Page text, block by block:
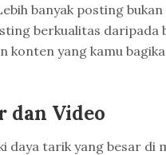
banyak posting
berkualitas daripada
konten yang kamu
dan Video
daya tarik yang besar di